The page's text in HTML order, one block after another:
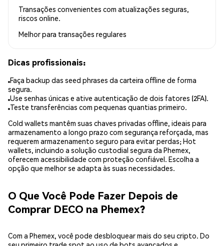
Transações convenientes com atualizações seguras,
riscos online.
Melhor para transações regulares
Dicas profissionais:
Faça backup das seed phrases da carteira offline de forma
segura.
Use senhas únicas e ative autenticação de dois fatores (2FA).
Teste transferências com pequenas quantias primeiro.
Cold wallets mantêm suas chaves privadas offline, ideais para
armazenamento a longo prazo com segurança reforçada, mas
requerem armazenamento seguro para evitar perdas; Hot
wallets, incluindo a solução custodial segura da Phemex,
oferecem acessibilidade com proteção confiável. Escolha a
opção que melhor se adapta às suas necessidades.
O Que Você Pode Fazer Depois de
Comprar DECO na Phemex?
Com a Phemex, você pode desbloquear mais do seu cripto. Do